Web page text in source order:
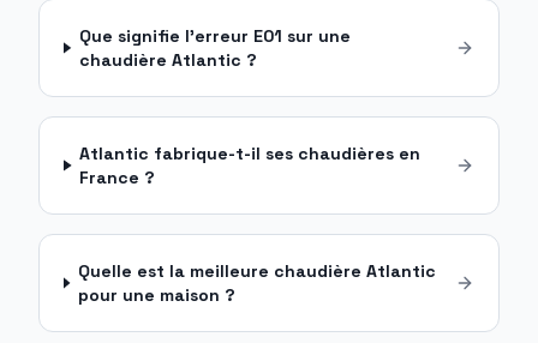
Que signifie l'erreur E01 sur une
chaudière Atlantic ?
Atlantic fabrique-t-il ses chaudières en
France ?
Quelle est la meilleure chaudière Atlantic
pour une maison ?